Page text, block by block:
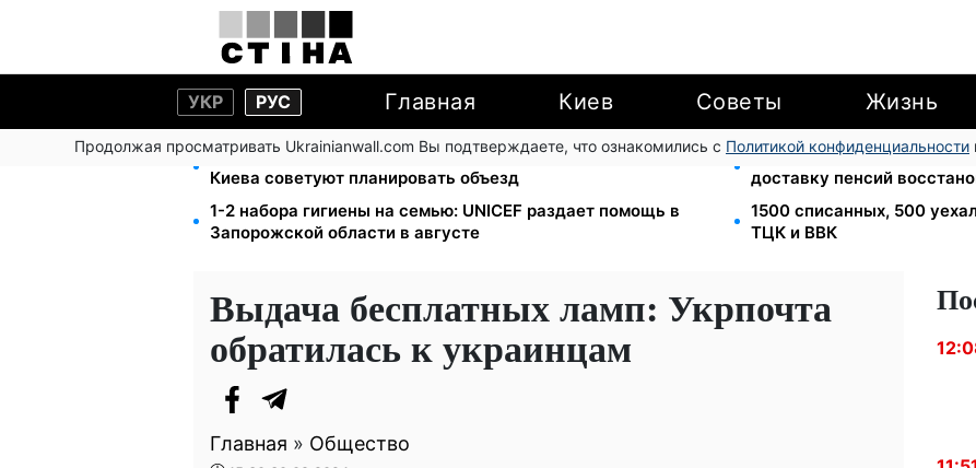
УКР РУС Главная Киев Советы Жизнь
Продолжая просматривать Ukrainianwall.com Вы подтверждаете, что ознакомились с Политикой конфиденциальности
Мост Метро частично перекроют 7-10 августа: водителям
Киева советуют планировать объезд
Депо Укрпочты
доставку пенсий
1-2 набора гигиены на семью: UNICEF раздает помощь в
Запорожской области в августе
1500 списанных, 500
ТЦК и ВВК
Выдача бесплатных ламп: Укрпочта
обратилась к украинцам
Главная » Общество